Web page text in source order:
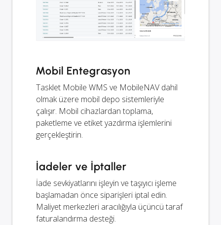
Mobil Entegrasyon
Tasklet Mobile WMS ve MobileNAV dahil
olmak üzere mobil depo sistemleriyle
çalışır. Mobil cihazlardan toplama,
paketleme ve etiket yazdırma işlemlerini
gerçekleştirin.
İadeler ve İptaller
İade sevkiyatlarını işleyin ve taşıyıcı işleme
başlamadan önce siparişleri iptal edin.
Maliyet merkezleri aracılığıyla üçüncü taraf
faturalandırma desteği.